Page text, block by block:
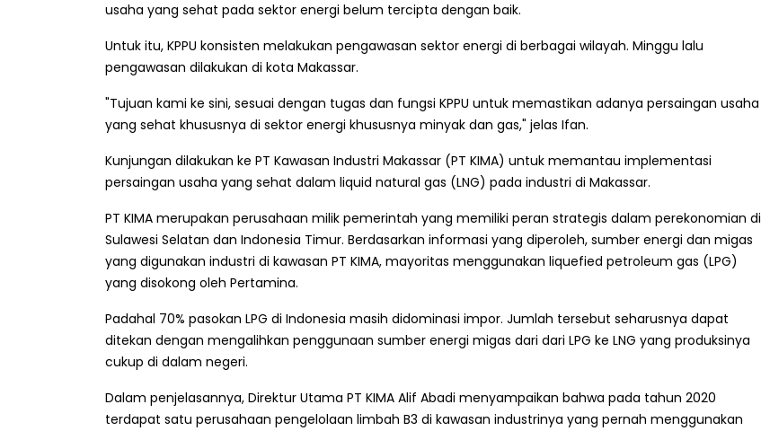
usaha yang sehat pada sektor energi belum tercipta dengan baik.
Untuk itu, KPPU konsisten melakukan pengawasan sektor energi di berbagai wilayah. Minggu lalu
pengawasan dilakukan di kota Makassar.
"Tujuan kami ke sini, sesuai dengan tugas dan fungsi KPPU untuk memastikan adanya persaingan usaha
yang sehat khususnya di sektor energi khususnya minyak dan gas," jelas Ifan.
Kunjungan dilakukan ke PT Kawasan Industri Makassar (PT KIMA) untuk memantau implementasi
persaingan usaha yang sehat dalam liquid natural gas (LNG) pada industri di Makassar.
PT KIMA merupakan perusahaan milik pemerintah yang memiliki peran strategis dalam perekonomian di
Sulawesi Selatan dan Indonesia Timur. Berdasarkan informasi yang diperoleh, sumber energi dan migas
yang digunakan industri di kawasan PT KIMA, mayoritas menggunakan liquefied petroleum gas (LPG)
yang disokong oleh Pertamina.
Padahal 70% pasokan LPG di Indonesia masih didominasi impor. Jumlah tersebut seharusnya dapat
ditekan dengan mengalihkan penggunaan sumber energi migas dari dari LPG ke LNG yang produksinya
cukup di dalam negeri.
Dalam penjelasannya, Direktur Utama PT KIMA Alif Abadi menyampaikan bahwa pada tahun 2020
terdapat satu perusahaan pengelolaan limbah B3 di kawasan industrinya yang pernah menggunakan